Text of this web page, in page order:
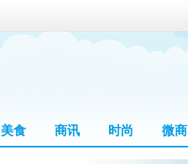
美食 商讯 时尚 微商